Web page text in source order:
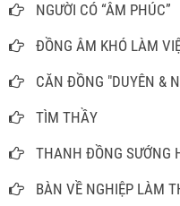
NGƯỜI CÓ “ÂM PHÚC”
ĐỒNG ÂM KHÓ LÀM
CĂN ĐỒNG "DUYÊN &
TÌM THẦY
THANH ĐỒNG SƯỚNG
BÀN VỀ NGHIỆP LÀM